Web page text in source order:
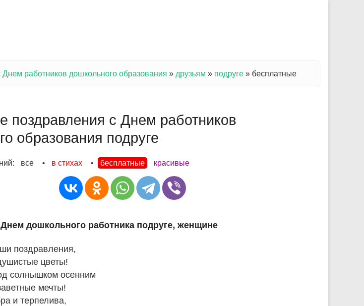
Днем работников дошкольного образования » друзьям » подруге » бесплатные
поздравления с Днем работников
образования подруге
все • в стихах • бесплатные красивые
дошкольного работника подруге, женщине
поздравления,
цветы!
солнышком осенним
мечты!
и терпелива,